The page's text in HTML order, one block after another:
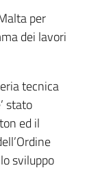
per
dei lavori
tecnica
stato
ed il
sviluppo